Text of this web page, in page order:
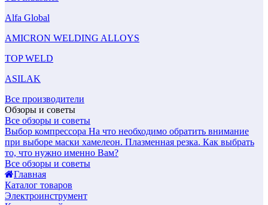
Alfa Global
AMICRON WELDING ALLOYS
TOP WELD
ASILAK
Все производители
Обзоры и советы
Все обзоры и советы
Выбор компрессора На что необходимо обратить внимание
при выборе маски хамелеон. Плазменная резка. Как выбрать
то, что нужно именно Вам?
Все обзоры и советы
Главная
Каталог товаров
Электроинструмент